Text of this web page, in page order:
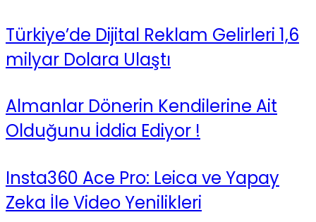
Türkiye’de Dijital Reklam Gelirleri 1,6
milyar Dolara Ulaştı
Almanlar Dönerin Kendilerine Ait
Olduğunu İddia Ediyor !
Insta360 Ace Pro: Leica ve Yapay
Zeka İle Video Yenilikleri